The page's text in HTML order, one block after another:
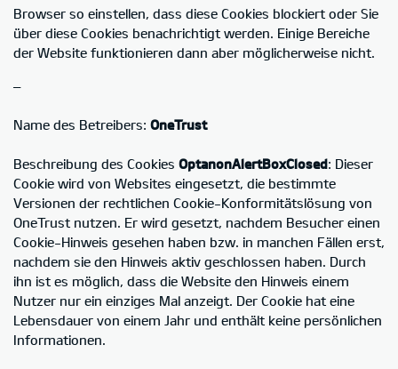
Browser so einstellen, dass diese Cookies blockiert oder Sie
über diese Cookies benachrichtigt werden. Einige Bereiche
der Website funktionieren dann aber möglicherweise nicht.
–
Name des Betreibers: OneTrust
Beschreibung des Cookies OptanonAlertBoxClosed: Dieser
Cookie wird von Websites eingesetzt, die bestimmte
Versionen der rechtlichen Cookie-Konformitätslösung von
OneTrust nutzen. Er wird gesetzt, nachdem Besucher einen
Cookie-Hinweis gesehen haben bzw. in manchen Fällen erst,
nachdem sie den Hinweis aktiv geschlossen haben. Durch
ihn ist es möglich, dass die Website den Hinweis einem
Nutzer nur ein einziges Mal anzeigt. Der Cookie hat eine
Lebensdauer von einem Jahr und enthält keine persönlichen
Informationen.